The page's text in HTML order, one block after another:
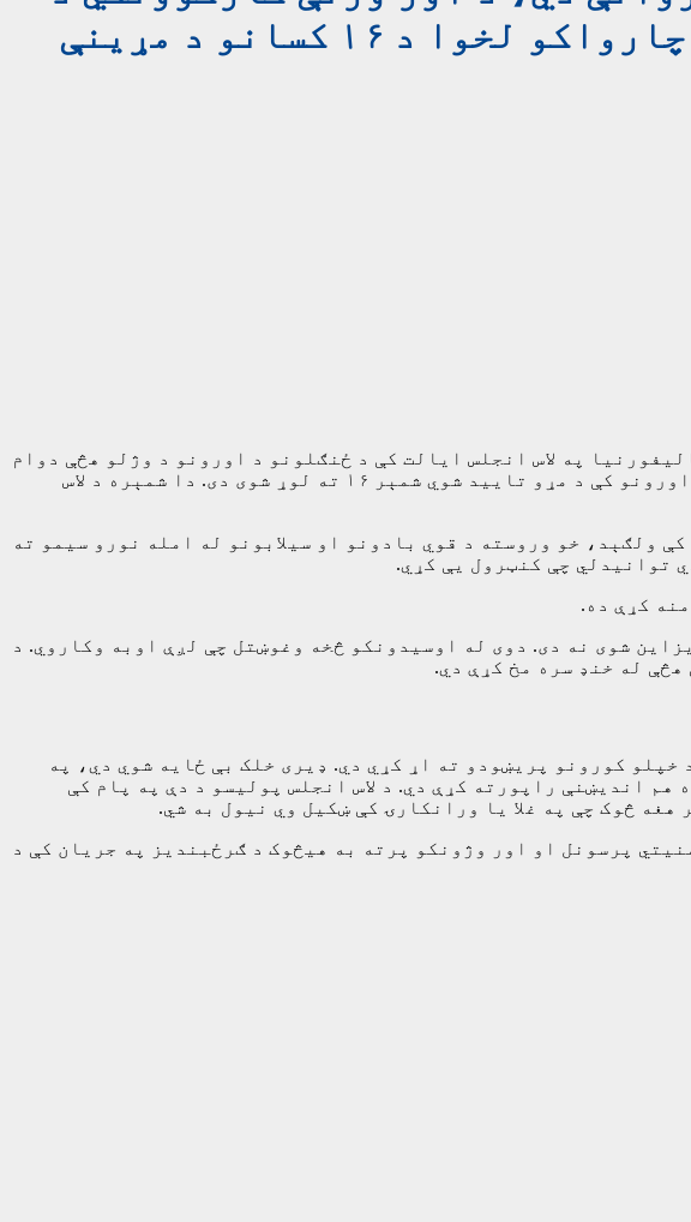
اور د بندولو لپاره له سختو ستونزو سره مخ دي: د چارواکو لخوا د ۱۶ کسانو د مړینې
ورکړل شوی. د امریکا د کالیفورنیا په لاس انجلس ایالت کې د ځنګلونو د اورونو د وژلو هڅې دوام
لري. چارواکو ویلي چې د ښار په ځینو سیمو کې اورونه لا هم سوځي. دا په داسې حال کې ده چې په دې اورونو کې د مړو تایید شوي شمېر ۱۶ ته لوړ شوی دی. دا شمېره د لاس
ولګېد، خو وروسته د قوي بادونو او سیلابونو له امله نورو سیمو ته
توانیدلي چې کنټرول یې کړي.
کړې ده.
شوی نه دی. دوی له اوسیدونکو څخه وغوښتل چې لږې اوبه وکاروي. د
له خنډ سره مخ کړې دي.
کورونو پریښودو ته اړ کړي دي. ډیری خلک بې ځایه شوي دي، په
اندیښنې راپورته کړې دي. د لاس انجلس پولیسو د دې په پام کې
څوک چې په غلا یا ورانکارۍ کې ښکیل وي نیول به شي.
د امنیتي پرسونل او اور وژونکو پرته به هیڅوک د ګرځبندیز په جریان کې د